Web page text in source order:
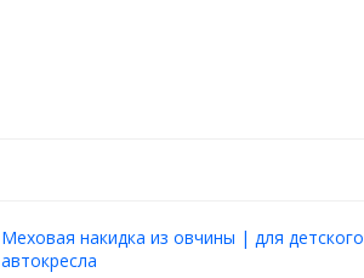
Меховая накидка из овчины | для детского
автокресла